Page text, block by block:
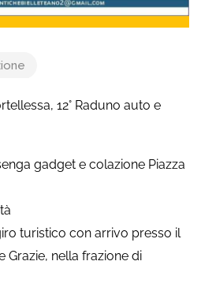
12° Raduno auto e
gadget e colazione Piazza
turistico con arrivo presso il
Grazie, nella frazione di